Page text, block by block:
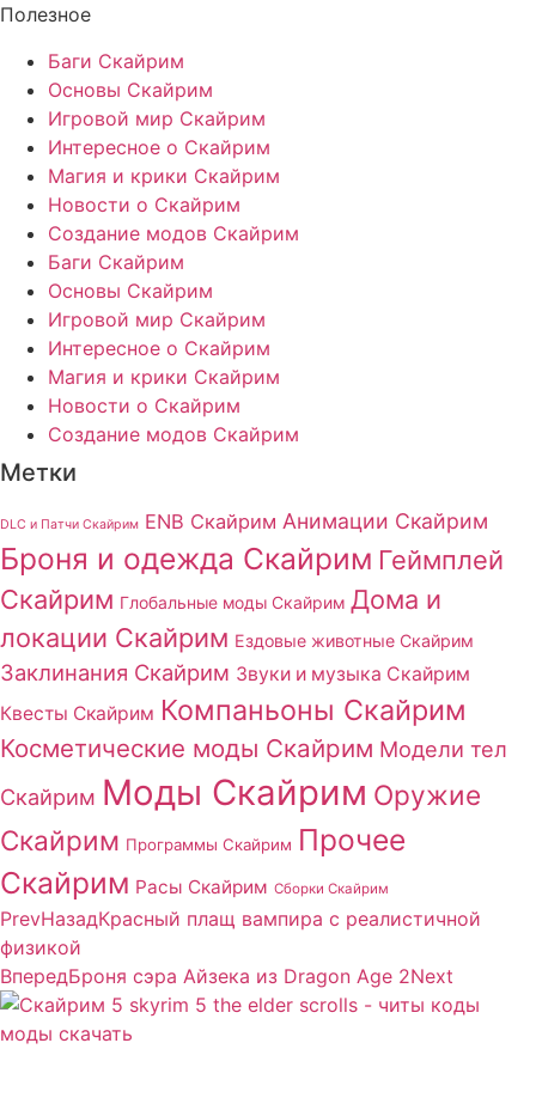
Полезное
Баги Скайрим
Основы Скайрим
Игровой мир Скайрим
Интересное о Скайрим
Магия и крики Скайрим
Новости о Скайрим
Создание модов Скайрим
Баги Скайрим
Основы Скайрим
Игровой мир Скайрим
Интересное о Скайрим
Магия и крики Скайрим
Новости о Скайрим
Создание модов Скайрим
Метки
DLC и Патчи Скайрим ENB Скайрим Анимации Скайрим
Броня и одежда Скайрим Геймплей
Скайрим Глобальные моды Скайрим Дома и
локации Скайрим Ездовые животные Скайрим
Заклинания Скайрим Звуки и музыка Скайрим
Квесты Скайрим Компаньоны Скайрим
Косметические моды Скайрим Модели тел
Скайрим Моды Скайрим Оружие
Скайрим Программы Скайрим Прочее
Скайрим Расы Скайрим Сборки Скайрим
PrevНазадКрасный плащ вампира c реалистичной
физикой
ВпередБроня сэра Айзека из Dragon Age 2Next